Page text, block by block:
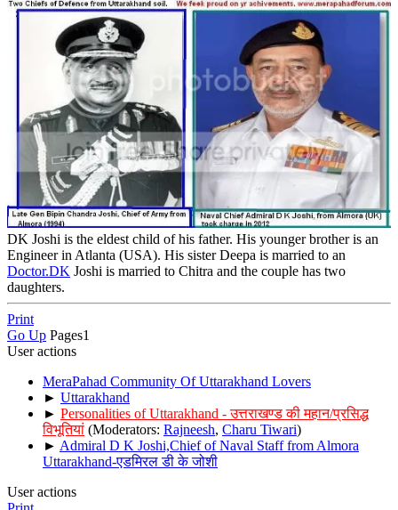
DK Joshi is the eldest child of his father. His younger brother is an
Engineer in Atlanta (USA). His sister Deepa is married to an
Doctor.DK Joshi is married to Chitra and the couple has two
daughters.
Print
Go Up Pages1
User actions
MeraPahad Community Of Uttarakhand Lovers
► Uttarakhand
► Personalities of Uttarakhand - उत्तराखण्ड की महान/प्रसिद्ध
विभूतियां (Moderators: Rajneesh, Charu Tiwari)
► Admiral D K Joshi,Chief of Naval Staff from Almora
Uttarakhand-एडमिरल डी के जोशी
User actions